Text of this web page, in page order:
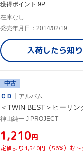
獲得ポイント 9P
在庫なし
発売年月日：2014/02/19
入荷したら知
中古
ＣＤ
アルバム
＜TWIN BEST＞ヒーリ
神山純一 J PROJECT
¥1,210円
定価より1,540円（56%）おト